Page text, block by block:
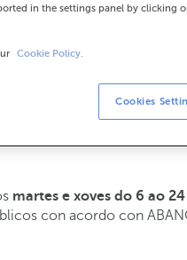
e hora que escollas
martes e xoves do 6 ao 24
con acordo con
in the settings panel by clicking
Cookie Policy.
Cookies